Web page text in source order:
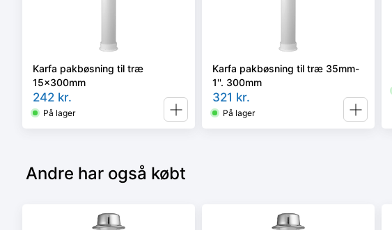
Karfa pakbøsning til træ
15x300mm
242 kr.
På lager
Karfa pakbøsning til træ 35mm-
1''. 300mm
321 kr.
På lager
Andre har også købt